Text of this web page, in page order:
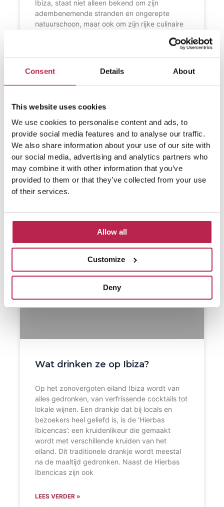
Consent Details About
This website uses cookies
We use cookies to personalise content and ads, to
provide social media features and to analyse our traffic.
We also share information about your use of our site with
our social media, advertising and analytics partners who
may combine it with other information that you’ve
provided to them or that they’ve collected from your use
of their services.
Allow all
Customize
Deny
Ibiza, staat niet alleen bekend om zijn
adembenemende stranden en ongerepte
natuurschoon, maar ook om zijn rijke culinaire
heerlijke Mediterraanse gerechten eten, die
vaak bestaan uit verse zeevruchten, zoals
gambas, langostas (kreeften) en verschillende
Wat drinken ze op Ibiza?
Op het zonovergoten eiland Ibiza wordt van
alles gedronken, van verfrissende cocktails tot
lokale wijnen. Een drankje dat bij locals en
bezoekers heel geliefd is, is de ‘Hierbas
Ibicencas’: een kruidenlikeur die gemaakt
wordt met verschillende kruiden van het
eiland. Dit traditionele drankje wordt meestal
na de maaltijd gedronken. Naast de Hierbas
Ibencicas zijn ook
LEES VERDER »